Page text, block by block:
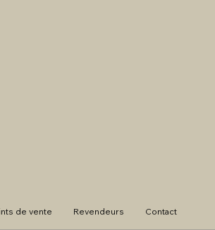
de vente Revendeurs Contact